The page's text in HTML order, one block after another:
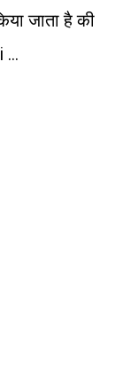
जाता है की
...